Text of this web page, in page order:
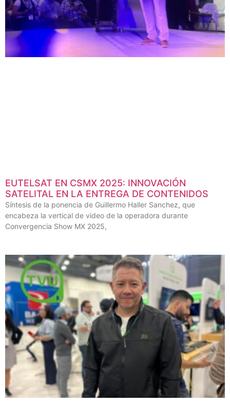
EUTELSAT EN CSMX 2025: INNOVACIÓN
SATELITAL EN LA ENTREGA DE CONTENIDOS
Síntesis de la ponencia de Guillermo Haller Sanchez, que
encabeza la vertical de video de la operadora durante
Convergencia Show MX 2025,